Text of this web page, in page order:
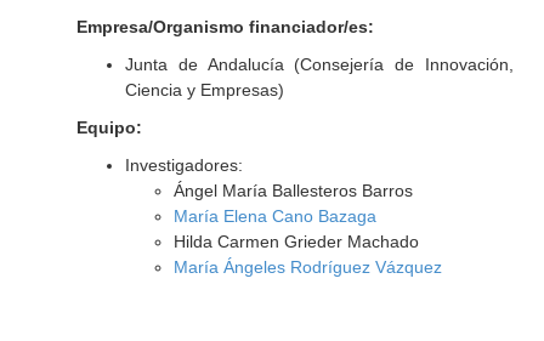
Empresa/Organismo financiador/es:
Junta de Andalucía (Consejería de Innovación,
Ciencia y Empresas)
Equipo:
Investigadores:
Ángel María Ballesteros Barros
María Elena Cano Bazaga
Hilda Carmen Grieder Machado
María Ángeles Rodríguez Vázquez